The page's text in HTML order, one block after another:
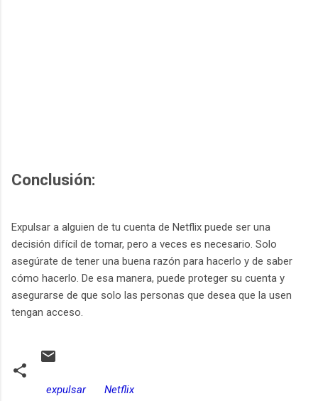
Conclusión:
Expulsar a alguien de tu cuenta de Netflix puede ser una
decisión difícil de tomar, pero a veces es necesario. Solo
asegúrate de tener una buena razón para hacerlo y de saber
cómo hacerlo. De esa manera, puede proteger su cuenta y
asegurarse de que solo las personas que desea que la usen
tengan acceso.
expulsar Netflix